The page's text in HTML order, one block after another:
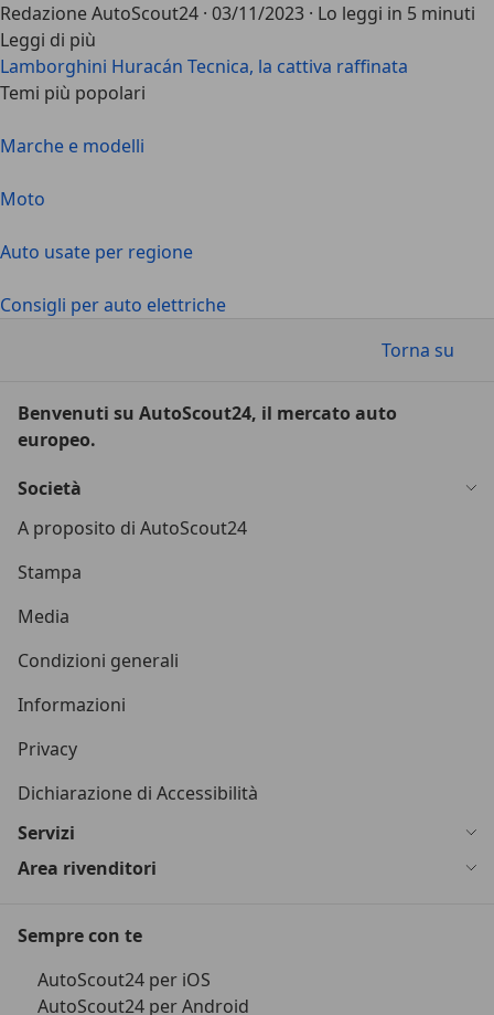
Redazione AutoScout24 · 03/11/2023 · Lo leggi in 5 minuti
Leggi di più
Lamborghini Huracán Tecnica, la cattiva raffinata
Temi più popolari
Marche e modelli
Moto
Auto usate per regione
Consigli per auto elettriche
Torna su
Benvenuti su AutoScout24, il mercato auto
europeo.
Società
A proposito di AutoScout24
Stampa
Media
Condizioni generali
Informazioni
Privacy
Dichiarazione di Accessibilità
Servizi
Area rivenditori
Sempre con te
AutoScout24 per iOS
AutoScout24 per Android